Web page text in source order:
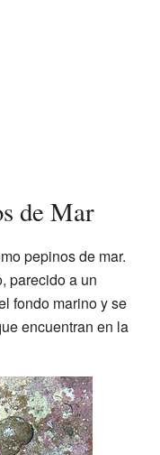
de Mar
pepinos de mar.
parecido a un
fondo marino y se
encuentran en la